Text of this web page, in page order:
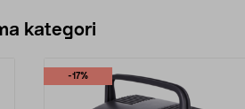
kategori
-17%